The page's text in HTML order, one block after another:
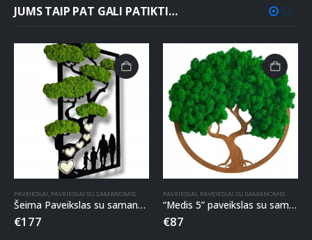
JUMS TAIP PAT GALI PATIKTI…
PAVEIKSLAI, PAVEIKSLAI SU SAMANOMIS
Šeima Paveikslas su samanomis 60x40cm
€177
PAVEIKSLAI, PAVEIKSLAI SU SAMANOMIS
“Medis 5” paveikslas su samanomis
€87